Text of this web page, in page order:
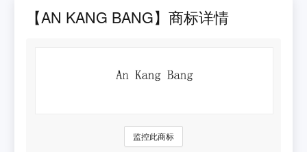
【AN KANG BANG】商标详情
监控此商标